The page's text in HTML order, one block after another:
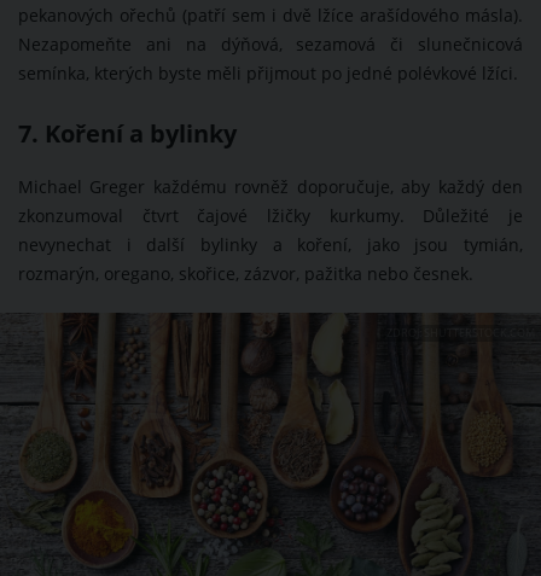
pekanových ořechů (patří sem i dvě lžíce arašídového másla).
Nezapomeňte ani na dýňová, sezamová či slunečnicová
semínka, kterých byste měli přijmout po jedné polévkové lžíci.
7. Koření a bylinky
Michael Greger každému rovněž doporučuje, aby každý den
zkonzumoval čtvrt čajové lžičky kurkumy. Důležité je
nevynechat i další bylinky a koření, jako jsou tymián,
rozmarýn, oregano, skořice, zázvor, pažitka nebo česnek.